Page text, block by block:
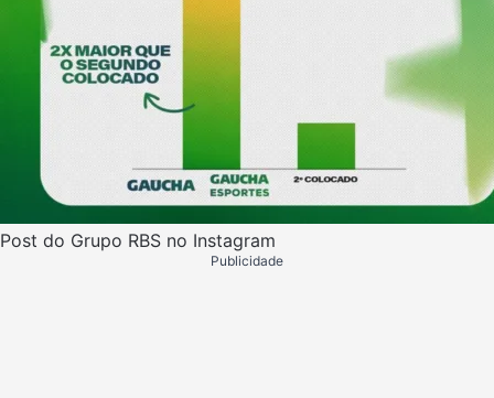
Post do Grupo RBS no Instagram
Publicidade